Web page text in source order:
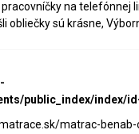
na telefónnej
obliečky sú krásne,
public_index/index/
matrac-